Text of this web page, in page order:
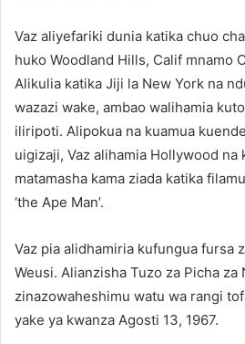
Vaz aliyefariki dunia katika chuo
huko Woodland Hills, Calif mnamo
Alikulia katika Jiji la New York na
wazazi wake, ambao walihamia
iliripoti. Alipokua na kuamua
uigizaji, Vaz alihamia Hollywood na
matamasha kama ziada katika filamu
‘the Ape Man’.
Vaz pia alidhamiria kufungua fursa
Weusi. Alianzisha Tuzo za Picha za
zinazowaheshimu watu wa rangi
yake ya kwanza Agosti 13, 1967.